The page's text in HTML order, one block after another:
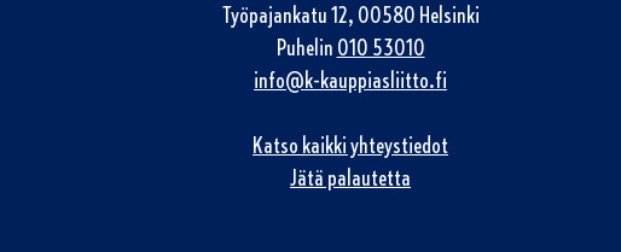
Työpajankatu 12, 00580 Helsinki
Puhelin 010 53010
info@k-kauppiasliitto.fi
Katso kaikki yhteystiedot
Jätä palautetta